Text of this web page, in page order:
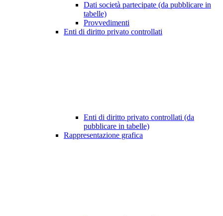
Dati società partecipate (da pubblicare in
tabelle)
Provvedimenti
Enti di diritto privato controllati
Enti di diritto privato controllati (da
pubblicare in tabelle)
Rappresentazione grafica